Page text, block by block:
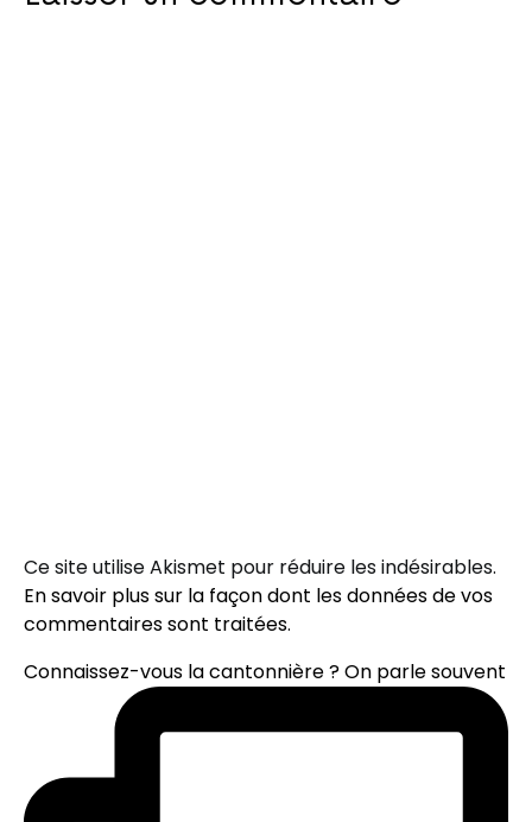
Ce site utilise Akismet pour réduire les indésirables.
En savoir plus sur la façon dont les données de vos
commentaires sont traitées.
Connaissez-vous la cantonnière ? On parle souvent